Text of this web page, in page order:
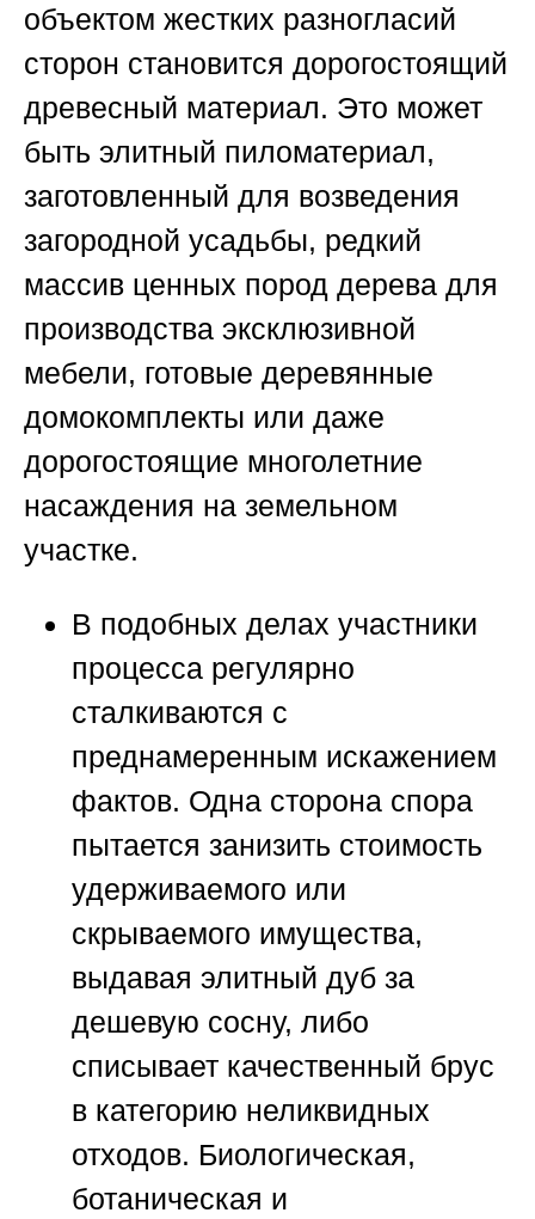
объектом жестких разногласий
сторон становится дорогостоящий
древесный материал. Это может
быть элитный пиломатериал,
заготовленный для возведения
загородной усадьбы, редкий
массив ценных пород дерева для
производства эксклюзивной
мебели, готовые деревянные
домокомплекты или даже
дорогостоящие многолетние
насаждения на земельном
участке.
В подобных делах участники
процесса регулярно
сталкиваются с
преднамеренным искажением
фактов. Одна сторона спора
пытается занизить стоимость
удерживаемого или
скрываемого имущества,
выдавая элитный дуб за
дешевую сосну, либо
списывает качественный брус
в категорию неликвидных
отходов. Биологическая,
ботаническая и